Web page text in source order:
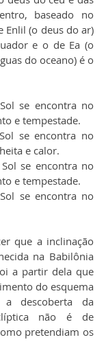
baseado no
Enlil (o deus do ar)
e o de Ea (o
do oceano) é o
se encontra no
e tempestade.
se encontra no
e calor.
se encontra no
e tempestade.
se encontra no
que a inclinação
na Babilônia
a partir dela que
do esquema
a descoberta da
não é de
pretendiam os